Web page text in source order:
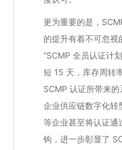
更为重要的是，
的提升有着不可忽
“SCMP 全员认证计
短 15 天，库存周转
SCMP 认证所带来
企业供应链数字化转
等企业甚至将认证通
钩，进一步彰显了